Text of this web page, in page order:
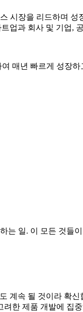
시장을 리드하며 성
업과 회사 및 기업,
여 매년 빠르게 성장하
는 일. 이 모든 것들
계속 될 것이라 확
한 제품 개발에 집